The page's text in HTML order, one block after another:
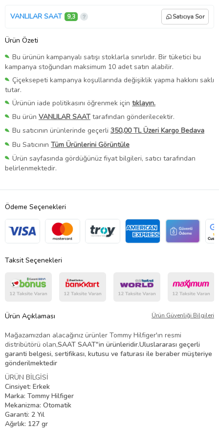
VANLILAR SAAT 9,3 Satıcıya Sor
Ürün Özeti
Bu ürünün kampanyalı satışı stoklarla sınırlıdır. Bir tüketici bu
kampanya stoğundan maksimum 10 adet satın alabilir.
Çiçeksepeti kampanya koşullarında değişiklik yapma hakkını saklı
tutar.
Ürünün iade politikasını öğrenmek için tıklayın.
Bu ürün VANLILAR SAAT tarafından gönderilecektir.
Bu satıcının ürünlerinde geçerli 350,00 TL Üzeri Kargo Bedava
Bu Satıcının Tüm Ürünlerini Görüntüle
Ürün sayfasında gördüğünüz fiyat bilgileri, satıcı tarafından
belirlenmektedir.
Ödeme Seçenekleri
Taksit Seçenekleri
Ürün Açıklaması Ürün Güvenliği Bilgileri
Mağazamızdan alacağınız ürünler Tommy Hilfiger'ın resmi
distribütörü olan,SAAT SAAT"in ürünleridir.Uluslararası geçerli
garanti belgesi, sertifikası, kutusu ve faturası ile beraber müşteriye
gönderilmektedir
ÜRÜN BİLGİSİ
Cinsiyet: Erkek
Marka: Tommy Hilfiger
Mekanizma: Otomatik
Garanti: 2 Yıl
Ağırlık: 127 gr